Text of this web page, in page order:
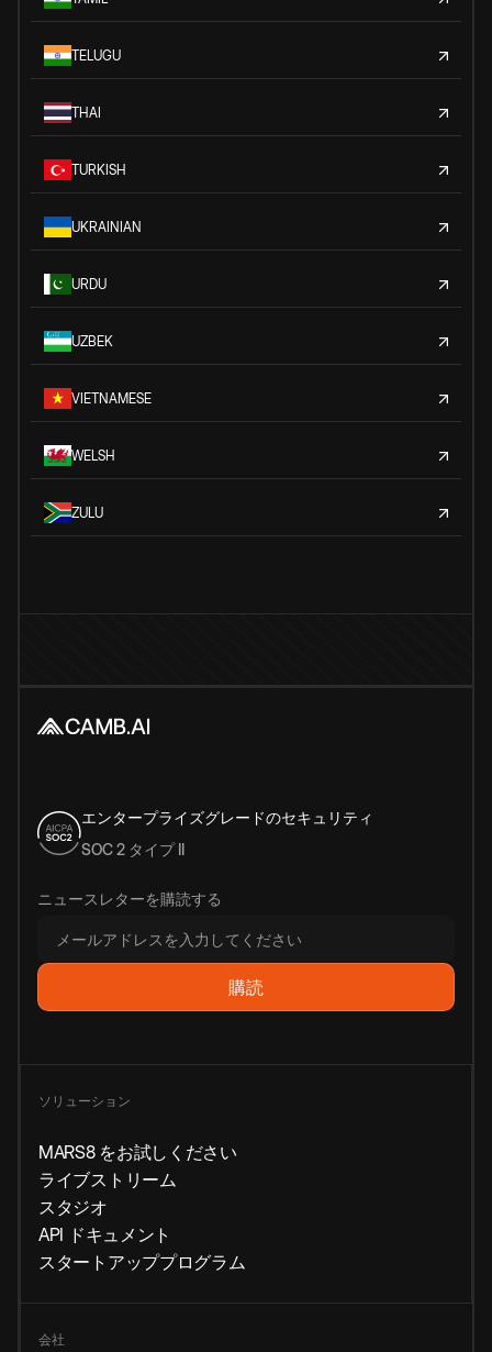
TELUGU
THAI
TURKISH
UKRAINIAN
URDU
UZBEK
VIETNAMESE
WELSH
ZULU
エンタープライズグレードのセキュリティ
SOC 2 タイプ II
ニュースレターを購読する
ソリューション
MARS8 をお試しください
ライブストリーム
スタジオ
API ドキュメント
スタートアッププログラム
会社